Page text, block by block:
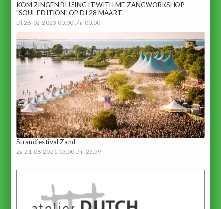
KOM ZINGEN BIJ SING IT WITH ME ZANGWORKSHOP
"SOUL EDITION" OP DI 28 MAART
Di 28-02-2023 00:00 t/m 00:00
Strandfestival Zand
Za 21-08-2021 13:00 t/m 23:59